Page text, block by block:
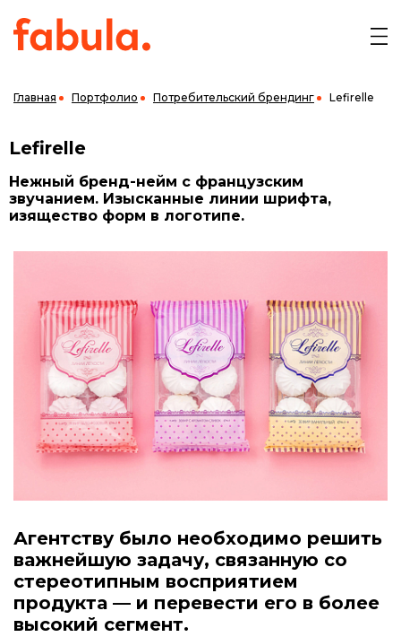
Главная Портфолио Потребительский брендинг Lefirelle
Lefirelle
Нежный бренд-нейм с французским
звучанием. Изысканные линии шрифта,
изящество форм в логотипе.
Агентству было необходимо решить
важнейшую задачу, связанную со
стереотипным восприятием
продукта — и перевести его в более
высокий сегмент.